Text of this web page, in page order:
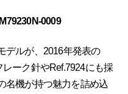
0009
デルが、2016年発表の
レーク針やRef.7924にも採
名機が持つ魅力を詰め込